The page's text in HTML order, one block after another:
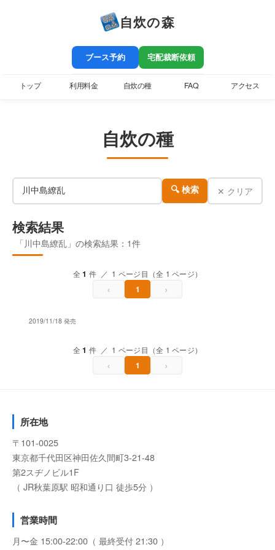
自炊の森
ブース予約 宅配裁断依頼
トップ 利用料金 自炊の種 FAQ アクセス
自炊の種
🔍 検索 ✕ クリア
検索結果
「川中島繚乱」の検索結果：1件
全1 件 ／ 1 ページ目（全 1 ページ）
‹ 1 ›
2019/11/18 発売
全1 件 ／ 1 ページ目（全 1 ページ）
‹ 1 ›
所在地
〒101-0025
東京都千代田区神田佐久間町3-21-48
第2スヂノビル1F
（ JR秋葉原駅 昭和通り口 徒歩5分 ）
営業時間
月〜金 15:00-22:00（ 最終受付 21:30 ）